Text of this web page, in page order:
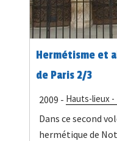
Hermétisme et
de Paris 2/3
2009 - Hauts-lieux
Dans ce second
hermétique de